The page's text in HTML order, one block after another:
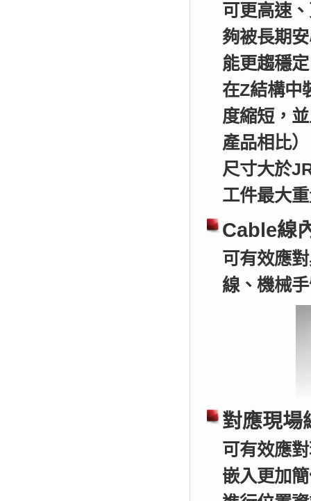
可更高速
夠被長期
能更趨穩
在Z結構中
度縮短，
產品相比）
尺寸大於
工件最大
Cable線
可有效應
線、機械
對應現場
可有效應
嵌入更加